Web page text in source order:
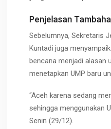
Penjelasan
Sebelumnya, Sekretaris
Kuntadi juga
bencana menjadi alasan
menetapkan UMP baru
“Aceh karena sedang
sehingga menggunakan
Senin (29/12).